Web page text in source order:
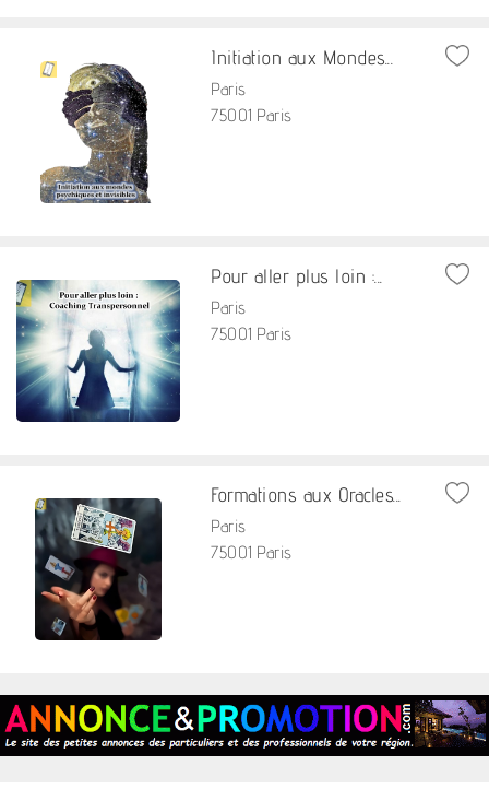
Initiation aux Mondes...
Paris
75001 Paris
Pour aller plus loin :...
Paris
75001 Paris
Formations aux Oracles...
Paris
75001 Paris